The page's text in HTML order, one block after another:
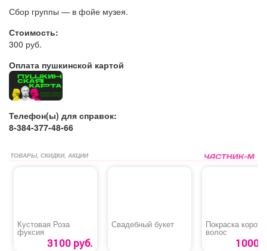
Сбор группы — в фойе музея.
Стоимость:
300 руб.
Оплата пушкинской картой
Телефон(ы) для справок:
8-384-377-48-66
ТОВАРЫ, СКИДКИ, АКЦИИ
Кустовая Роза
фуксия
3100 руб.
Свадебный букет Покраска
волос
1000